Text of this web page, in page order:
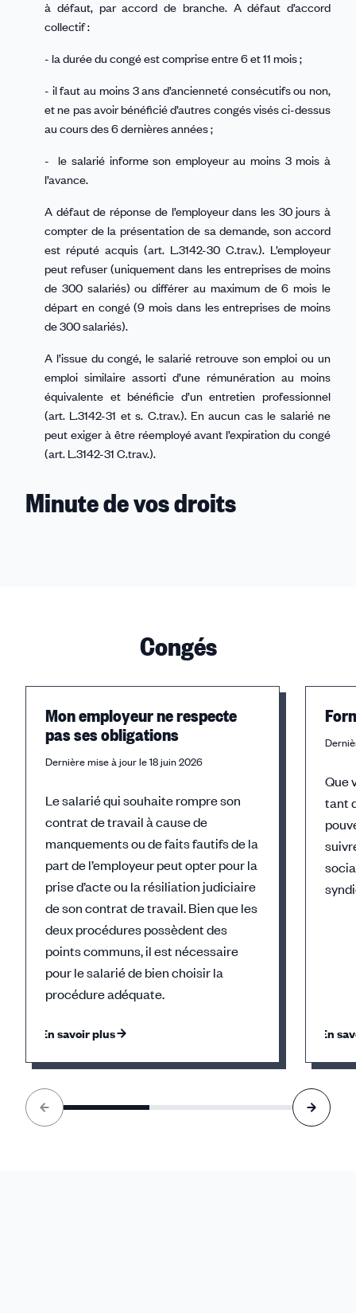
à défaut, par accord de branche. A défaut d’accord
collectif :
- la durée du congé est comprise entre 6 et 11 mois ;
- il faut au moins 3 ans d’ancienneté consécutifs ou non,
et ne pas avoir bénéficié d’autres congés visés ci-dessus
au cours des 6 dernières années ;
- le salarié informe son employeur au moins 3 mois à
l’avance.
A défaut de réponse de l’employeur dans les 30 jours à
compter de la présentation de sa demande, son accord
est réputé acquis (art. L.3142-30 C.trav.). L’employeur
peut refuser (uniquement dans les entreprises de moins
de 300 salariés) ou différer au maximum de 6 mois le
départ en congé (9 mois dans les entreprises de moins
de 300 salariés).
A l’issue du congé, le salarié retrouve son emploi ou un
emploi similaire assorti d’une rémunération au moins
équivalente et bénéficie d’un entretien professionnel
(art. L.3142-31 et s. C.trav.). En aucun cas le salarié ne
peut exiger à être réemployé avant l’expiration du congé
(art. L.3142-31 C.trav.).
Minute de vos droits
Congés
Mon employeur ne respecte
pas ses obligations
Dernière mise à jour le 18 juin 2026
Le salarié qui souhaite rompre son
contrat de travail à cause de
manquements ou de faits fautifs de la
part de l’employeur peut opter pour la
prise d’acte ou la résiliation judiciaire
de son contrat de travail. Bien que les
deux procédures possèdent des
points communs, il est nécessaire
pour le salarié de bien choisir la
procédure adéquate.
En savoir plus
Que
tant
En